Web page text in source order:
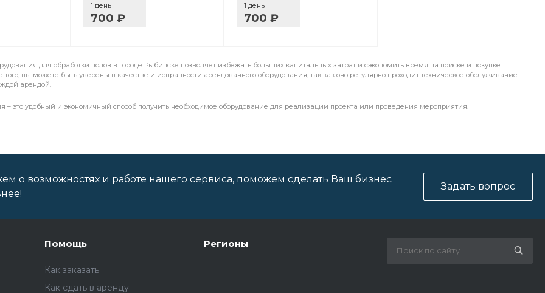
1 день
700 ₽
1 день
700 ₽
для обработки полов в городе Рыбинске позволяет избежать больших капитальных затрат и сэкономить время на поиске и покупке
вы можете быть уверены в качестве и исправности арендованного оборудования, так как оно регулярно проходит техническое обслуживание
арендой.
– это удобный и экономичный способ получить необходимое оборудование для реализации проекта или проведения мероприятия.
о возможностях и работе нашего сервиса, поможем сделать Ваш бизнес
Задать вопрос
Помощь
Как заказать
Как сдать в аренду
Регионы